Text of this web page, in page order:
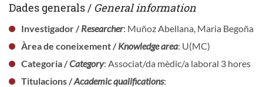
Dades generals / General information
Investigador /Researcher: Muñoz Abellana, Maria Begoña
Àrea de coneixement /Knowledge area: U(MC)
Categoria /Category: Associat/da mèdic/a laboral 3 hores
Titulacions /Academic qualifications: